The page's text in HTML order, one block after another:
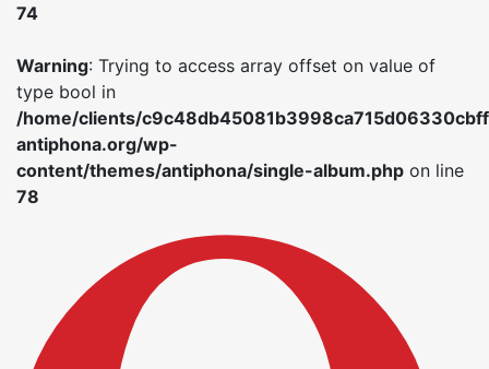
74
Warning: Trying to access array offset on value of
type bool in
/home/clients/
antiphona.org/wp-
content/themes/antiphona/single-album.php on line
78
audio